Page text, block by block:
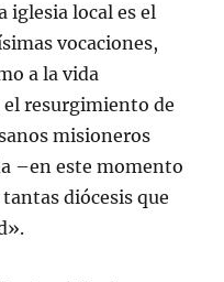
local es el
vocaciones,
a la vida
resurgimiento de
misioneros
–en este momento
diócesis que